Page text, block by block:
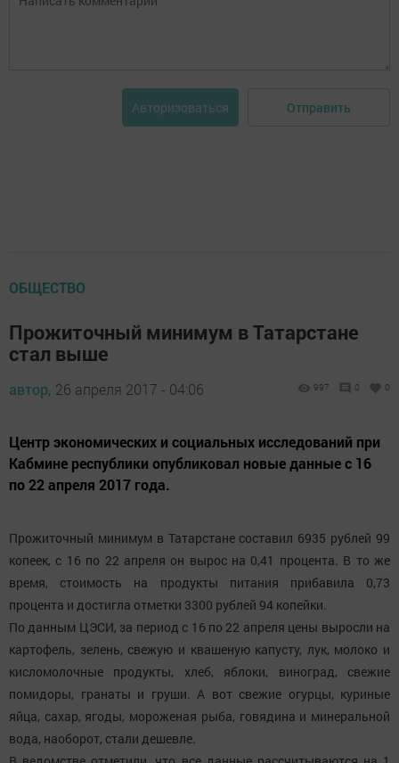
Авторизоваться Отправить
ОБЩЕСТВО
Прожиточный минимум в Татарстане
стал выше
автор, 26 апреля 2017 - 04:06 997 0 0
Центр экономических и социальных исследований при
Кабмине республики опубликовал новые данные с 16
по 22 апреля 2017 года.
Прожиточный минимум в Татарстане составил 6935 рублей 99
копеек, с 16 по 22 апреля он вырос на 0,41 процента. В то же
время, стоимость на продукты питания прибавила 0,73
процента и достигла отметки 3300 рублей 94 копейки.​
По данным ЦЭСИ, за период с 16 по 22 апреля цены выросли на
картофель, зелень, свежую и квашеную капусту, лук, молоко и
кисломолочные продукты, хлеб, яблоки, виноград, свежие
помидоры, гранаты и груши. А вот свежие огурцы, куриные
яйца, сахар, ягоды, мороженая рыба, говядина и минеральной
вода, наоборот, стали дешевле.​